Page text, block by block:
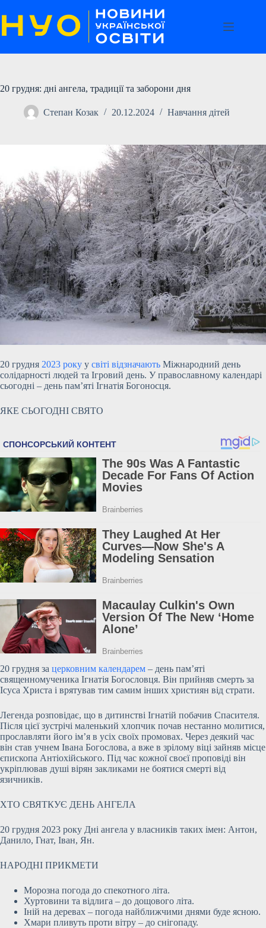
до
вмісту
20 грудня: дні ангела, традиції та заборони дня
Степан Козак 20.12.2024 Навчання дітей
20 грудня 2023 року у світі відзначають Міжнародний день
солідарності людей та Ігровий день. У православному календарі
сьогодні – день пам’яті Ігнатія Богоносця.
ЯКЕ СЬОГОДНІ СВЯТО
20 грудня за церковним календарем – день пам’яті
священномученика Ігнатія Богословця. Він прийняв смерть за
Ісуса Христа і врятував тим самим інших християн від страти.
Легенда розповідає, що в дитинстві Ігнатій побачив Спасителя.
Після цієї зустрічі маленький хлопчик почав нестанно молитися,
прославляти його ім’я в усіх своїх промовах. Через деякий час
він став учнем Івана Богослова, а вже в зрілому віці зайняв місце
єпископа Антіохійського. Під час кожної своєї проповіді він
укріплював душі вірян закликами не боятися смерті від
язичників.
ХТО СВЯТКУЄ ДЕНЬ АНГЕЛА
20 грудня 2023 року Дні ангела у власників таких імен: Антон,
Данило, Гнат, Іван, Ян.
НАРОДНІ ПРИКМЕТИ
Морозна погода до спекотного літа.
Хуртовини та відлига – до дощового літа.
Іній на деревах – погода найближчими днями буде ясною.
Хмари пливуть проти вітру – до снігопаду.